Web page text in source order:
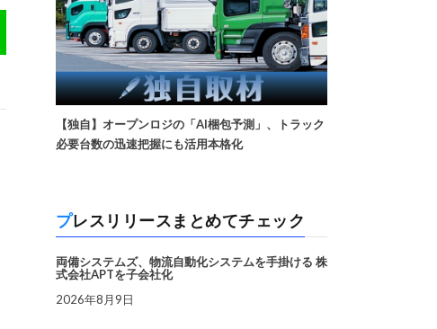
【独自】オープンロジの「AI梱包予測」、トラック
必要台数の迅速把握にも活用本格化
プレスリリースまとめてチェック
両備システムズ、物流自動化システムを手掛ける 株
式会社APTを子会社化
2026年8月9日